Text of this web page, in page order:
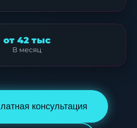
от 42 тыс
В месяц
консультация